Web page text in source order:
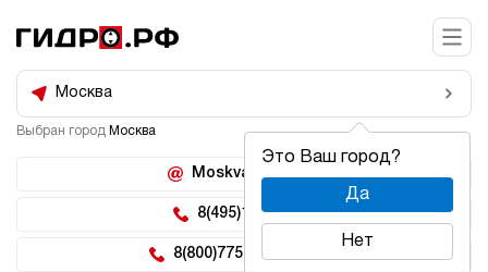
Москва
Это Ваш город?
Да
Нет
Выбран город Москва
Moskva@hidro.ru
8(495)150-04-62
8(800)775-04-62 доб 2